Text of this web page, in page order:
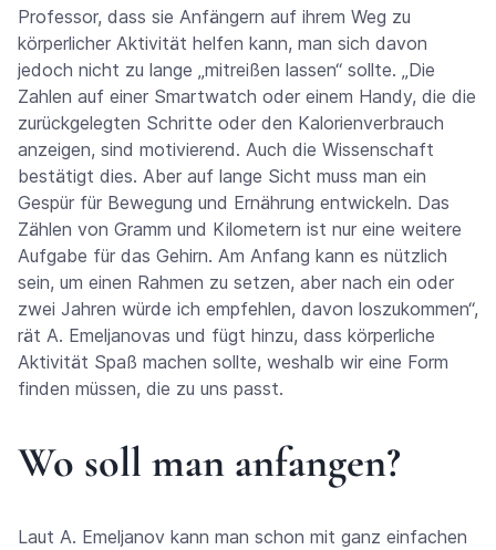
Professor, dass sie Anfängern auf ihrem Weg zu
körperlicher Aktivität helfen kann, man sich davon
jedoch nicht zu lange „mitreißen lassen“ sollte. „Die
Zahlen auf einer Smartwatch oder einem Handy, die die
zurückgelegten Schritte oder den Kalorienverbrauch
anzeigen, sind motivierend. Auch die Wissenschaft
bestätigt dies. Aber auf lange Sicht muss man ein
Gespür für Bewegung und Ernährung entwickeln. Das
Zählen von Gramm und Kilometern ist nur eine weitere
Aufgabe für das Gehirn. Am Anfang kann es nützlich
sein, um einen Rahmen zu setzen, aber nach ein oder
zwei Jahren würde ich empfehlen, davon loszukommen“,
rät A. Emeljanovas und fügt hinzu, dass körperliche
Aktivität Spaß machen sollte, weshalb wir eine Form
finden müssen, die zu uns passt.
Wo soll man anfangen?
Laut A. Emeljanov kann man schon mit ganz einfachen